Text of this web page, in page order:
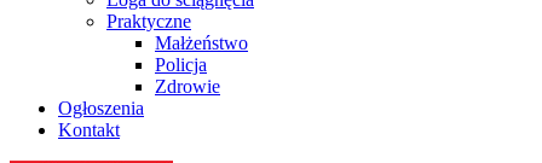
Praktyczne
Małżeństwo
Policja
Zdrowie
Ogłoszenia
Kontakt